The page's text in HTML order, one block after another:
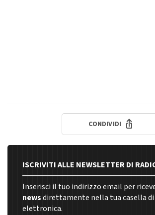
CONDIVIDI
ISCRIVITI ALLE NEWSLETTER DI
Inserisci il tuo indirizzo email per
newsdirettamente nella tua casella
elettronica.